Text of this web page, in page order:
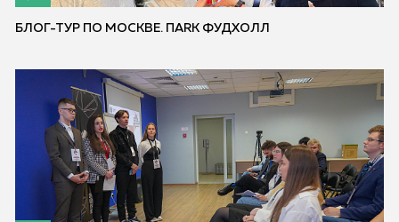
БЛОГ-ТУР ПО МОСКВЕ. ПАRK ФУДХОЛЛ